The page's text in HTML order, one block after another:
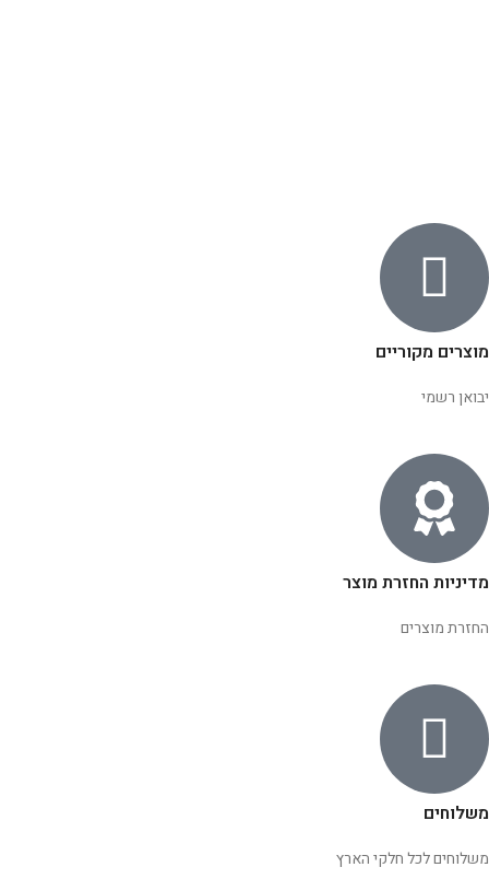
מוצרים מקוריים
יבואן רשמי
מדיניות החזרת מוצר
החזרת מוצרים
משלוחים
משלוחים לכל חלקי הארץ